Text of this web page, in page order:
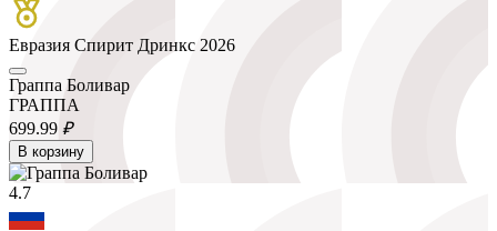
Евразия Спирит Дринкс 2026
Граппа Боливар
ГРАППА
699.99 ₽
В корзину
4.7